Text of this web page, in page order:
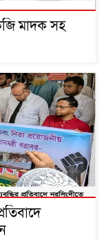
মাদক সহ